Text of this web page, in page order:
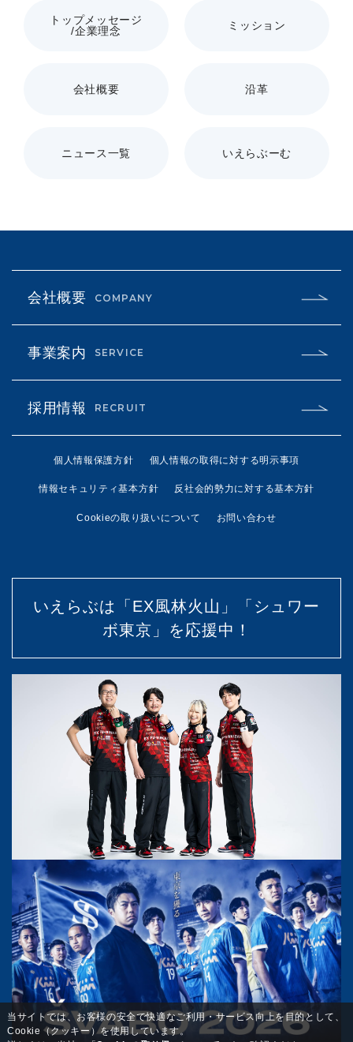
トップメッセージ
/企業理念
ミッション
会社概要 沿革
ニュース一覧 いえらぶーむ
会社概要 COMPANY
事業案内 SERVICE
採用情報 RECRUIT
個人情報保護方針 個人情報の取得に対する明示事項
情報セキュリティ基本方針 反社会的勢力に対する基本方針
Cookieの取り扱いについて お問い合わせ
いえらぶは「EX風林火山」「シュワー
ボ東京」を応援中！
当サイトでは、お客様の安全で快適なご利用・サービス向上を目的として、
Cookie（クッキー）を使用しています。